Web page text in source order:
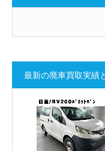
最新の廃車買取実績